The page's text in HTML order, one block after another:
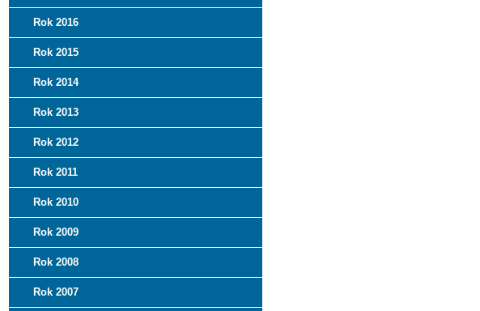
Rok 2016
Rok 2015
Rok 2014
Rok 2013
Rok 2012
Rok 2011
Rok 2010
Rok 2009
Rok 2008
Rok 2007